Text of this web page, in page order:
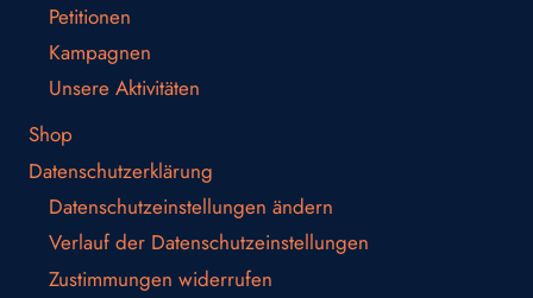
Petitionen
Kampagnen
Unsere Aktivitäten
Shop
Datenschutzerklärung
Datenschutzeinstellungen ändern
Verlauf der Datenschutzeinstellungen
Zustimmungen widerrufen